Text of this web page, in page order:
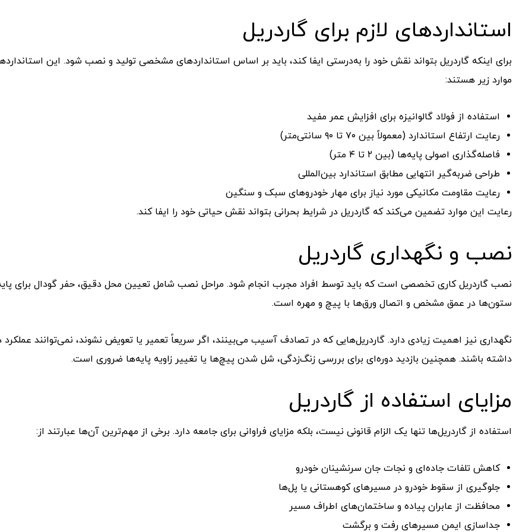
استانداردهای لازم برای گاردریل
برای اینکه گاردریل بتواند نقش خود را به‌درستی ایفا کند، باید بر اساس استانداردهای مشخصی تولید و نصب شود. این
موارد زیر هستند:
استفاده از فولاد گالوانیزه برای افزایش عمر مفید
رعایت ارتفاع استاندارد (معمولاً بین ۷۰ تا ۹۰ سانتی‌متر)
فاصله‌گذاری اصولی پایه‌ها (بین ۲ تا ۴ متر)
طراحی ضربه‌گیر انتهایی مطابق استاندارد بین‌المللی
رعایت مقاومت مکانیکی مورد نیاز برای مهار خودروهای سبک و سنگین
رعایت این موارد تضمین می‌کند که گاردریل در شرایط بحرانی بتواند نقش حیاتی خود را ایفا کند.
نصب و نگهداری گاردریل
نصب گاردریل کاری تخصصی است که باید توسط افراد مجرب انجام شود. مراحل نصب شامل تعیین محل دقیق، حفر گودال برای
ستون‌ها در عمق مشخص و اتصال ورق‌ها با پیچ و مهره است.
نگهداری نیز اهمیت زیادی دارد. گاردریل‌هایی که در تصادف آسیب می‌بینند، اگر سریعاً تعمیر یا تعویض نشوند، نمی‌توانند
داشته باشند. همچنین بازدید دوره‌ای برای بررسی زنگ‌زدگی، شل شدن پیچ‌ها یا تغییر زاویه پایه‌ها ضروری است.
مزایای استفاده از گاردریل
استفاده از گاردریل‌ها تنها یک الزام قانونی نیست، بلکه مزایای فراوانی برای جامعه دارد. برخی از مهم‌ترین آن‌ها عبارتند از:
کاهش تلفات جاده‌ای و نجات جان سرنشینان خودرو
جلوگیری از سقوط خودرو در مسیرهای کوهستانی یا پل‌ها
محافظت از عابران پیاده و ساختمان‌های اطراف مسیر
جداسازی ایمن مسیرهای رفت و برگشت